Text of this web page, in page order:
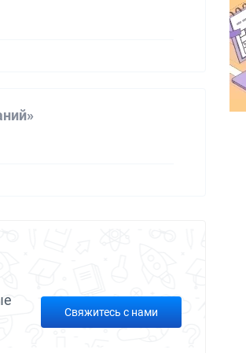
Свяжитесь с нами